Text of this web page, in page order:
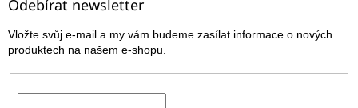
Odebírat newsletter
Vložte svůj e-mail a my vám budeme zasílat informace o nových
produktech na našem e-shopu.